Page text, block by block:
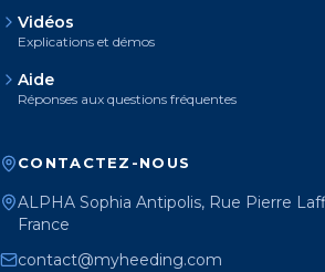
Vidéos
Explications et démos
Aide
Réponses aux questions fréquentes
CONTACTEZ-NOUS
ALPHA Sophia Antipolis, Rue Pierre
France
contact@myheeding.com